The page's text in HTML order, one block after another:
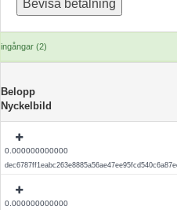
ingångar (2)
Belopp
Nyckelbild
0.000000000000
0.000000000000